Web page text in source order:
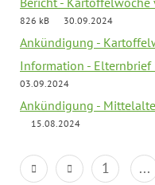
826 kB
30.09.2024
Ankündigung -
Information -
03.09.2024
Ankündigung -
15.08.2024
1 ...